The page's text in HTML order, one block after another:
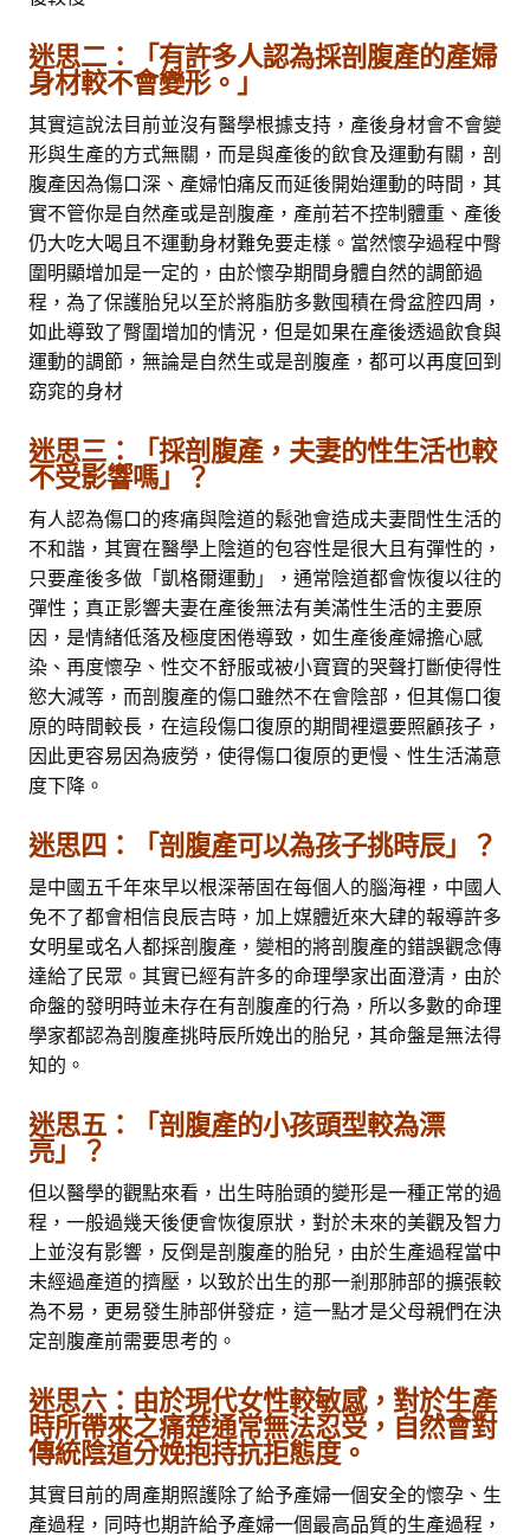
迷思二：「有許多人認為採剖腹產的產婦
身材較不會變形。」
其實這說法目前並沒有醫學根據支持，產後身材會不會變
形與生產的方式無關，而是與產後的飲食及運動有關，剖
腹產因為傷口深、產婦怕痛反而延後開始運動的時間，其
實不管你是自然產或是剖腹產，產前若不控制體重、產後
仍大吃大喝且不運動身材難免要走樣。當然懷孕過程中臀
圍明顯增加是一定的，由於懷孕期間身體自然的調節過
程，為了保護胎兒以至於將脂肪多數囤積在骨盆腔四周，
如此導致了臀圍增加的情況，但是如果在產後透過飲食與
運動的調節，無論是自然生或是剖腹產，都可以再度回到
窈窕的身材
迷思三：「採剖腹產，夫妻的性生活也較
不受影響嗎」？
有人認為傷口的疼痛與陰道的鬆弛會造成夫妻間性生活的
不和諧，其實在醫學上陰道的包容性是很大且有彈性的，
只要產後多做「凱格爾運動」，通常陰道都會恢復以往的
彈性；真正影響夫妻在產後無法有美滿性生活的主要原
因，是情緒低落及極度困倦導致，如生產後產婦擔心感
染、再度懷孕、性交不舒服或被小寶寶的哭聲打斷使得性
慾大減等，而剖腹產的傷口雖然不在會陰部，但其傷口復
原的時間較長，在這段傷口復原的期間裡還要照顧孩子，
因此更容易因為疲勞，使得傷口復原的更慢、性生活滿意
度下降。
迷思四：「剖腹產可以為孩子挑時辰」？
是中國五千年來早以根深蒂固在每個人的腦海裡，中國人
免不了都會相信良辰吉時，加上媒體近來大肆的報導許多
女明星或名人都採剖腹產，變相的將剖腹產的錯誤觀念傳
達給了民眾。其實已經有許多的命理學家出面澄清，由於
命盤的發明時並未存在有剖腹產的行為，所以多數的命理
學家都認為剖腹產挑時辰所娩出的胎兒，其命盤是無法得
知的。
迷思五：「剖腹產的小孩頭型較為漂
亮」？
但以醫學的觀點來看，出生時胎頭的變形是一種正常的過
程，一般過幾天後便會恢復原狀，對於未來的美觀及智力
上並沒有影響，反倒是剖腹產的胎兒，由於生產過程當中
未經過產道的擠壓，以致於出生的那一剎那肺部的擴張較
為不易，更易發生肺部併發症，這一點才是父母親們在決
定剖腹產前需要思考的。
迷思六：由於現代女性較敏感，對於生產
時所帶來之痛楚通常無法忍受，自然會對
傳統陰道分娩抱持抗拒態度。
其實目前的周產期照護除了給予產婦一個安全的懷孕、生
產過程，同時也期許給予產婦一個最高品質的生產過程，